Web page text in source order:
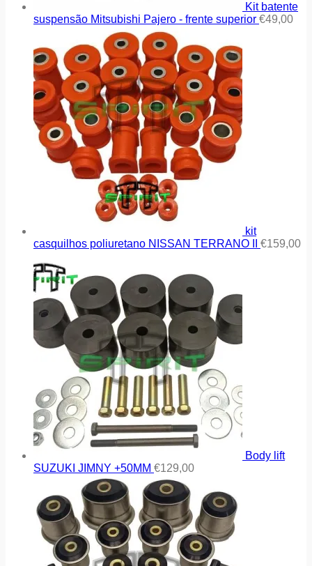
Kit batente
suspensão Mitsubishi Pajero - frente superior €49,00
kit
casquilhos poliuretano NISSAN TERRANO II
€159,00
Body lift
SUZUKI JIMNY +50MM €129,00